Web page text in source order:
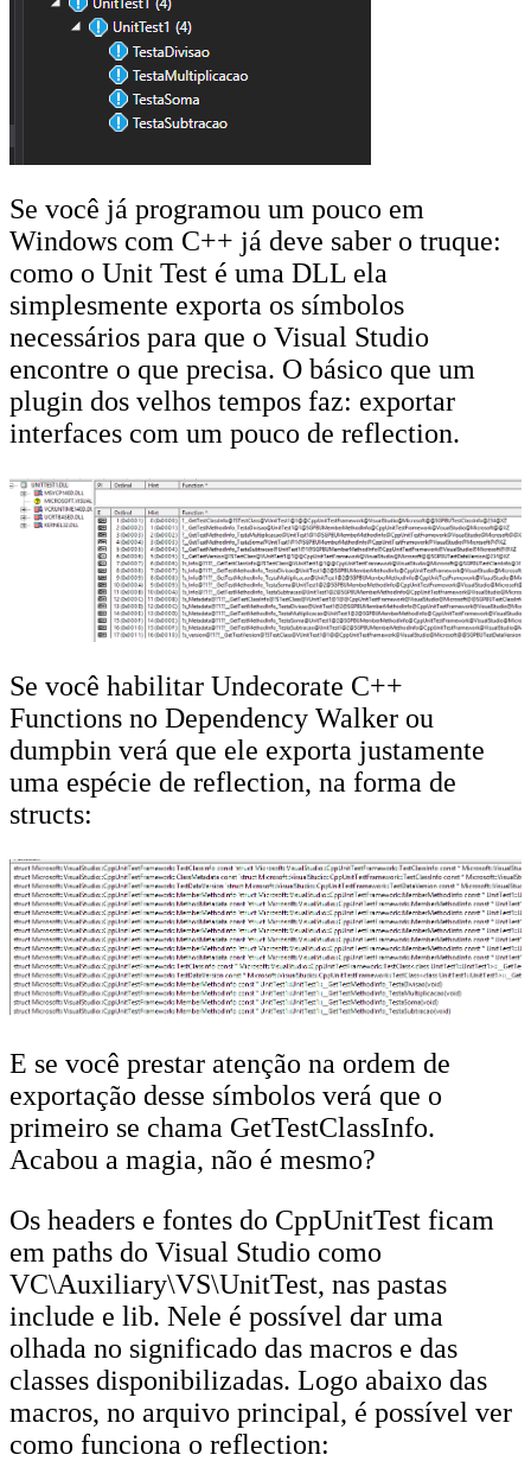
Se você já programou um pouco em
Windows com C++ já deve saber o truque:
como o Unit Test é uma DLL ela
simplesmente exporta os símbolos
necessários para que o Visual Studio
encontre o que precisa. O básico que um
plugin dos velhos tempos faz: exportar
interfaces com um pouco de reflection.
Se você habilitar Undecorate C++
Functions no Dependency Walker ou
dumpbin verá que ele exporta justamente
uma espécie de reflection, na forma de
structs:
E se você prestar atenção na ordem de
exportação desse símbolos verá que o
primeiro se chama GetTestClassInfo.
Acabou a magia, não é mesmo?
Os headers e fontes do CppUnitTest ficam
em paths do Visual Studio como
VC\Auxiliary\VS\UnitTest, nas pastas
include e lib. Nele é possível dar uma
olhada no significado das macros e das
classes disponibilizadas. Logo abaixo das
macros, no arquivo principal, é possível ver
como funciona o reflection: